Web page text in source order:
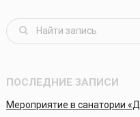
ПОСЛЕДНИЕ ЗАПИСИ
Мероприятие в санатории